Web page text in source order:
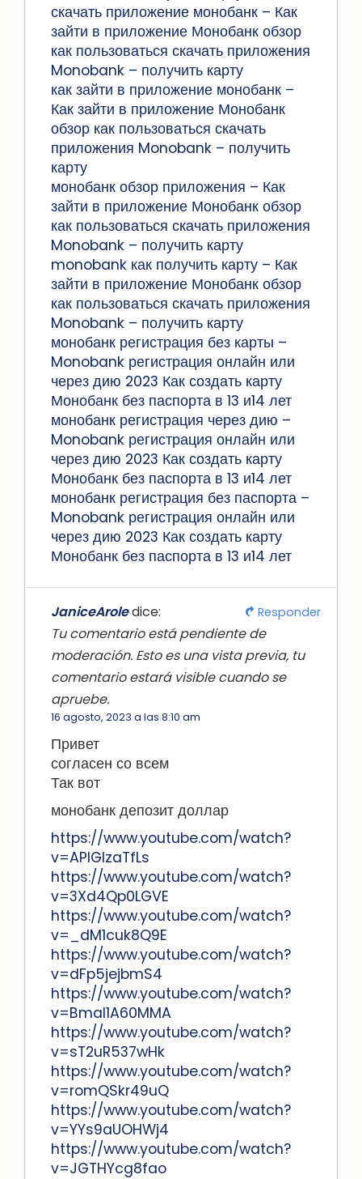
скачать приложение монобанк – Как
зайти в приложение Монобанк обзор
как пользоваться скачать приложения
Monobank – получить карту
как зайти в приложение монобанк –
Как зайти в приложение Монобанк
обзор как пользоваться скачать
приложения Monobank – получить
карту
монобанк обзор приложения – Как
зайти в приложение Монобанк обзор
как пользоваться скачать приложения
Monobank – получить карту
monobank как получить карту – Как
зайти в приложение Монобанк обзор
как пользоваться скачать приложения
Monobank – получить карту
монобанк регистрация без карты –
Monobank регистрация онлайн или
через дию 2023 Как создать карту
Монобанк без паспорта в 13 и14 лет
монобанк регистрация через дию –
Monobank регистрация онлайн или
через дию 2023 Как создать карту
Монобанк без паспорта в 13 и14 лет
монобанк регистрация без паспорта –
Monobank регистрация онлайн или
через дию 2023 Как создать карту
Монобанк без паспорта в 13 и14 лет
JaniceAroledice:
Tu comentario está pendiente de
moderación. Esto es una vista previa, tu
comentario estará visible cuando se
apruebe.
16 agosto, 2023 a las 8:10 am
Привет
согласен со всем
Так вот
монобанк депозит доллар
https://www.youtube.com/watch?
v=APIGlzaTfLs
https://www.youtube.com/watch?
v=3Xd4Qp0LGVE
https://www.youtube.com/watch?
v=_dM1cuk8Q9E
https://www.youtube.com/watch?
v=dFp5jejbmS4
https://www.youtube.com/watch?
v=Bmal1A60MMA
https://www.youtube.com/watch?
v=sT2uR537wHk
https://www.youtube.com/watch?
v=romQSkr49uQ
https://www.youtube.com/watch?
v=YYs9aUOHWj4
https://www.youtube.com/watch?
v=JGTHYcg8fao
Responder